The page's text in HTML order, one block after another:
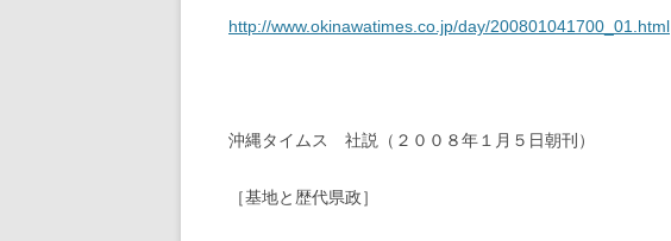
http://www.okinawatimes.co.jp/day/200801041700_01.html
沖縄タイムス 社説（２００８年１月５日朝刊）
［基地と歴代県政］